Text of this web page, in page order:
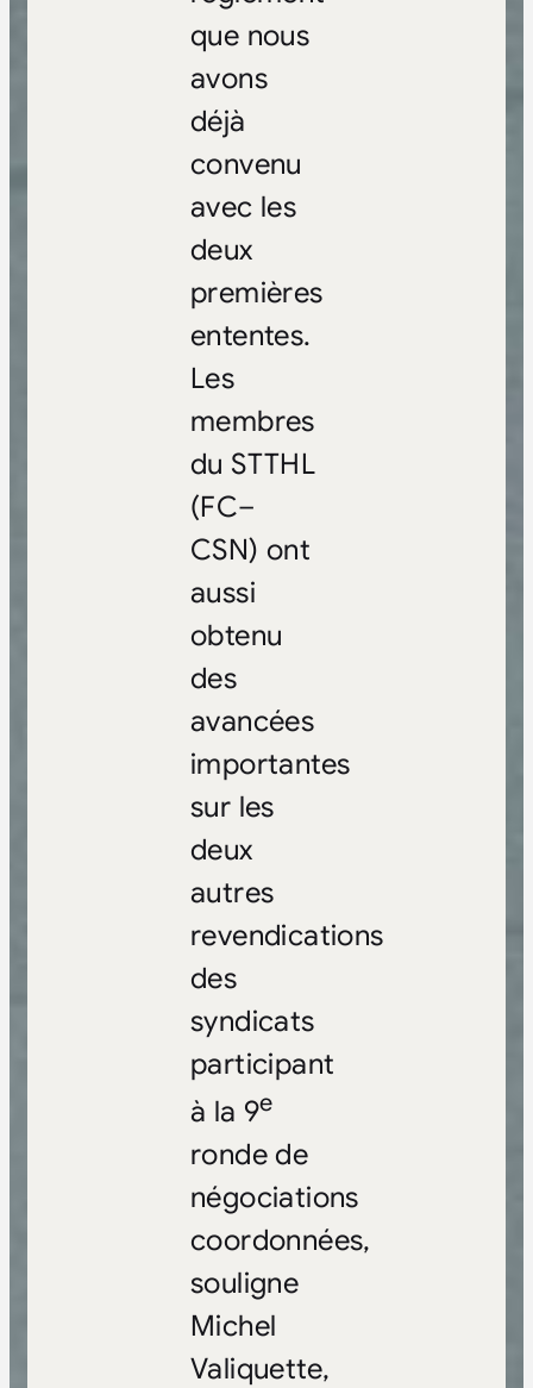
que nous
avons
déjà
convenu
avec les
deux
premières
ententes.
Les
membres
du STTHL
(FC–
CSN) ont
aussi
obtenu
des
avancées
importantes
sur les
deux
autres
revendications
des
syndicats
participant
à la 9e
ronde de
négociations
coordonnées,
souligne
Michel
Valiquette,